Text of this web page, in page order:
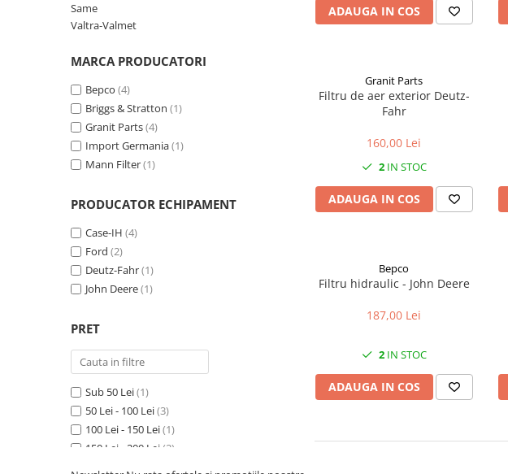
1.4.3. Distribuitoare
1.4.4. Cilindri si accesorii
1.5. Motoare
1.5.1. Combustibili
1.5.2. Cuzineti si accesorii
1.5.3. Garnituri
1.5.4. Piese de schimb pentru
motor si accesorii
1.5.5. Pistoane & camasi piston
1.5.6. Răcire
1.5.8. Esapamente
1.5.9. Chiulasa si supape
Same
Valtra-Valmet
MARCA PRODUCATORI
Bepco (4)
Briggs & Stratton (1)
Granit Parts(4)
Import Germania(1)
Mann Filter(1)
PRODUCATOR ECHIPAMENT
Case-IH (4)
Ford (2)
Deutz-Fahr(1)
John Deere(1)
PRET
Sub 50 Lei(1)
50 Lei - 100 Lei(3)
100 Lei - 150 Lei(1)
150 Lei - 200 Lei (2)
ADAUGA IN COS
Granit Parts
Filtru de aer exterior Deutz-
Fahr
160,00 Lei
2IN STOC
ADAUGA IN COS
Bepco
Filtru hidraulic - John Deere
187,00 Lei
2IN STOC
ADAUGA IN COS